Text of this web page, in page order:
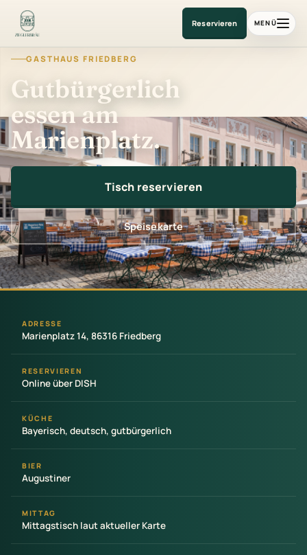
Gasthaus am Marienplatz Reservieren MENÜ
GASTHAUS FRIEDBERG
Gutbürgerlich
essen am
Marienplatz.
Tisch reservieren
Speisekarte
ADRESSE
Marienplatz 14, 86316 Friedberg
RESERVIEREN
Online über DISH
KÜCHE
Bayerisch, deutsch, gutbürgerlich
BIER
Augustiner
MITTAG
Mittagstisch laut aktueller Karte